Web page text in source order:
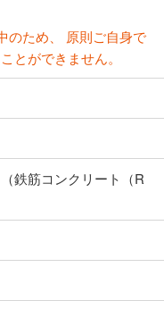
のため、 原則ご自身で
とができません。
鉄筋コンクリート（R